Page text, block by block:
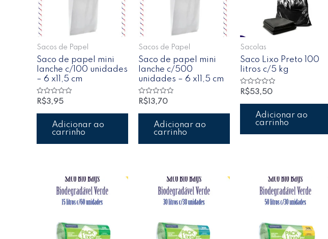
Sacos de Papel
Saco de papel mini
lanche c/100 unidades
– 6 x11,5 cm
Avaliação
de
R$3,95
Adicionar ao
carrinho
Sacos de Papel
Saco de papel mini
lanche c/500
unidades – 6 x11,5 cm
Avaliação
de
R$13,70
Adicionar ao
carrinho
Sacolas
Saco Lixo Preto 100
litros c/5 kg
Avaliação
de
R$53,50
Adicionar ao
carrinho